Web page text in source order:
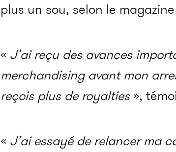
plus un sou, selon le magazine
« J’ai reçu des avances
merchandising avant mon
reçois plus de royalties»,
« J’ai essayé de relancer ma